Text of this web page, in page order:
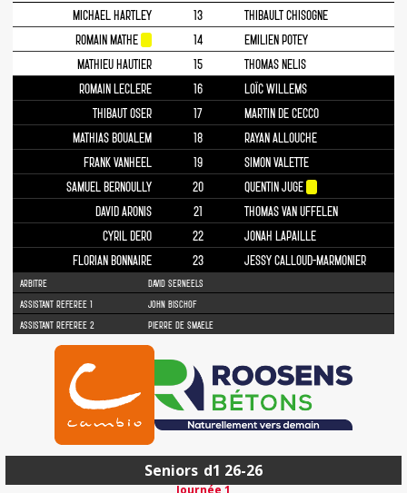
MICHAEL HARTLEY
13
THIBAULT CHISOGNE
ROMAIN MATHE
14
EMILIEN POTEY
MATHIEU HAUTIER
15
THOMAS NELIS
ROMAIN LECLERE
16
LOÏC WILLEMS
THIBAUT OSER
17
MARTIN DE CECCO
MATHIAS BOUALEM
18
RAYAN ALLOUCHE
FRANK VANHEEL
19
SIMON VALETTE
SAMUEL BERNOULLY
20
QUENTIN JUGE
DAVID ARONIS
21
THOMAS VAN UFFELEN
CYRIL DERO
22
JONAH LAPAILLE
FLORIAN BONNAIRE
23 JESSY CALLOUD-MARMONIER
ARBITRE
DAVID SERNEELS
ASSISTANT REFEREE 1
JOHN BISCHOF
ASSISTANT REFEREE 2
PIERRE DE SMAELE
Seniors d1 26-26
Journée 1